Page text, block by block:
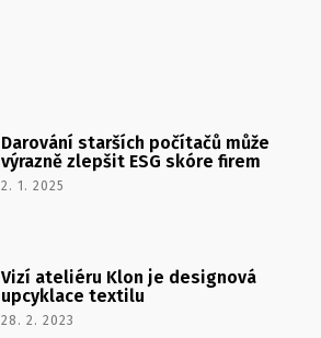
Darování starších počítačů může
výrazně zlepšit ESG skóre firem
2. 1. 2025
Vizí ateliéru Klon je designová
upcyklace textilu
28. 2. 2023